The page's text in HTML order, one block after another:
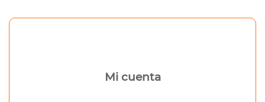
Mi cuenta